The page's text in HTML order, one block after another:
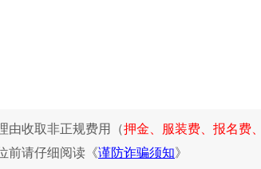
由收取非正规费用（押金、服装费、报名费
前请仔细阅读《谨防诈骗须知》